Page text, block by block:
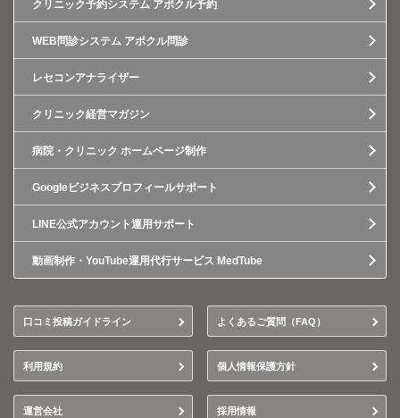
クリニック予約システム アポクル予約
WEB問診システム アポクル問診
レセコンアナライザー
クリニック経営マガジン
病院・クリニック ホームページ制作
Googleビジネスプロフィールサポート
LINE公式アカウント運用サポート
動画制作・YouTube運用代行サービス MedTube
口コミ投稿ガイドライン よくあるご質問（FAQ）
利用規約 個人情報保護方針
運営会社 採用情報